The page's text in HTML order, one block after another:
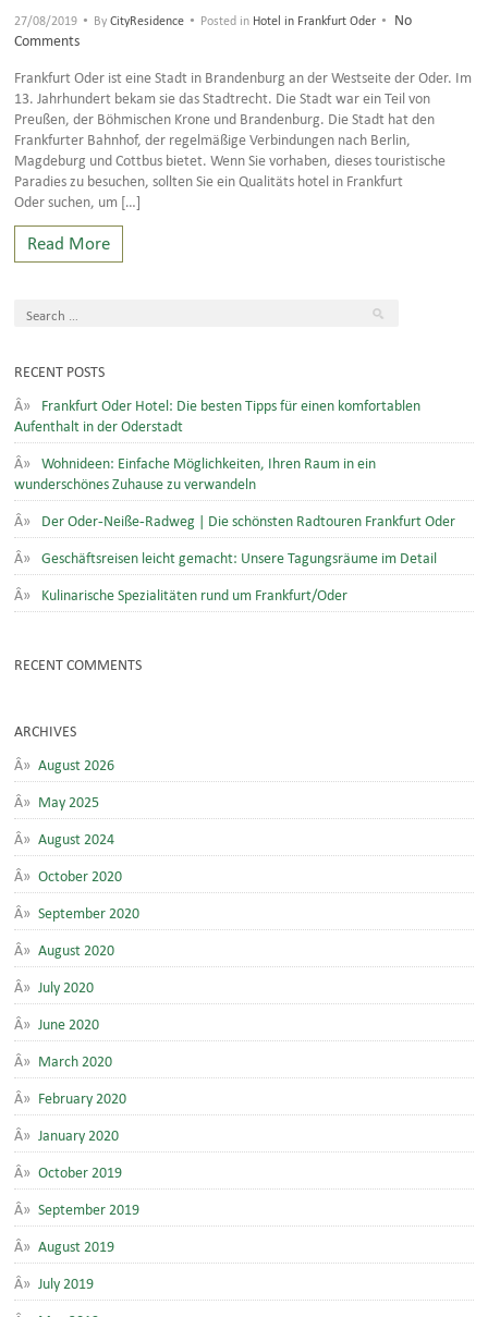
27/08/2019 • ByCityResidence • Posted in Hotel in Frankfurt Oder •
No
Comments
Frankfurt Oder ist eine Stadt in Brandenburg an der Westseite der Oder. Im
13. Jahrhundert bekam sie das Stadtrecht. Die Stadt war ein Teil von
Preußen, der Böhmischen Krone und Brandenburg. Die Stadt hat den
Frankfurter Bahnhof, der regelmäßige Verbindungen nach Berlin,
Magdeburg und Cottbus bietet. Wenn Sie vorhaben, dieses touristische
Paradies zu besuchen, sollten Sie ein Qualitäts hotel in Frankfurt
Oder suchen, um […]
Read More
RECENT POSTS
Frankfurt Oder Hotel: Die besten Tipps für einen komfortablen
Aufenthalt in der Oderstadt
Wohnideen: Einfache Möglichkeiten, Ihren Raum in ein
wunderschönes Zuhause zu verwandeln
Der Oder-Neiße-Radweg | Die schönsten Radtouren Frankfurt Oder
Geschäftsreisen leicht gemacht: Unsere Tagungsräume im Detail
Kulinarische Spezialitäten rund um Frankfurt/Oder
RECENT COMMENTS
ARCHIVES
August 2026
May 2025
August 2024
October 2020
September 2020
August 2020
July 2020
June 2020
March 2020
February 2020
January 2020
October 2019
September 2019
August 2019
July 2019